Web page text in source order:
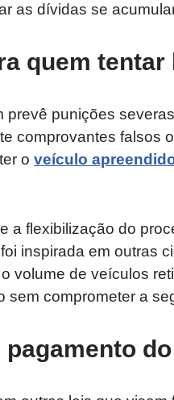
as dívidas se
quem tentar
prevê punições
comprovantes falsos
o veículo
a flexibilização do
inspirada em outras
volume de veículos
sem comprometer a
do